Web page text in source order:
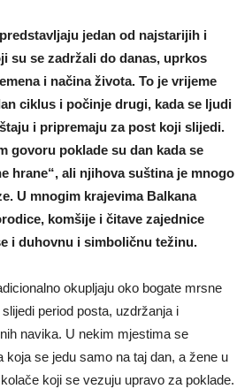
jedan od najstarijih i
su se zadržali do danas, uprkos
i načina života. To je vrijeme
ciklus i počinje drugi, kada se ljudi
i pripremaju za post koji slijedi.
govoru poklade su dan kada se
hrane“, ali njihova suština je mnogo
U mnogim krajevima Balkana
komšije i čitave zajednice
i duhovnu i simboličnu težinu.
okupljaju oko bogate mrsne
period posta, uzdržanja i
navika. U nekim mjestima se
koja se jedu samo na taj dan, a žene u
koji se vezuju upravo za poklade.